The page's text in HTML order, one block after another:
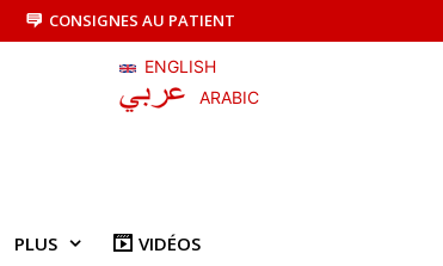
CONSIGNES AU PATIENT
ENGLISH
ARABIC
PLUS VIDÉOS